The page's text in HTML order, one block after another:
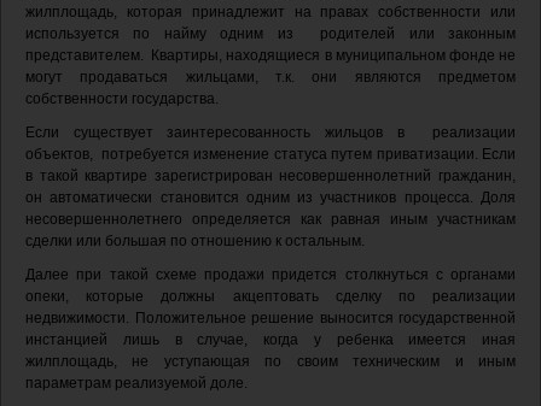
жилплощадь, которая принадлежит на правах собственности или
используется по найму одним из родителей или законным
представителем. Квартиры, находящиеся в муниципальном фонде не
могут продаваться жильцами, т.к. они являются предметом
собственности государства.
Если существует заинтересованность жильцов в реализации
объектов, потребуется изменение статуса путем приватизации. Если
в такой квартире зарегистрирован несовершеннолетний гражданин,
он автоматически становится одним из участников процесса. Доля
несовершеннолетнего определяется как равная иным участникам
сделки или большая по отношению к остальным.
Далее при такой схеме продажи придется столкнуться с органами
опеки, которые должны акцептовать сделку по реализации
недвижимости. Положительное решение выносится государственной
инстанцией лишь в случае, когда у ребенка имеется иная
жилплощадь, не уступающая по своим техническим и иным
параметрам реализуемой доле.